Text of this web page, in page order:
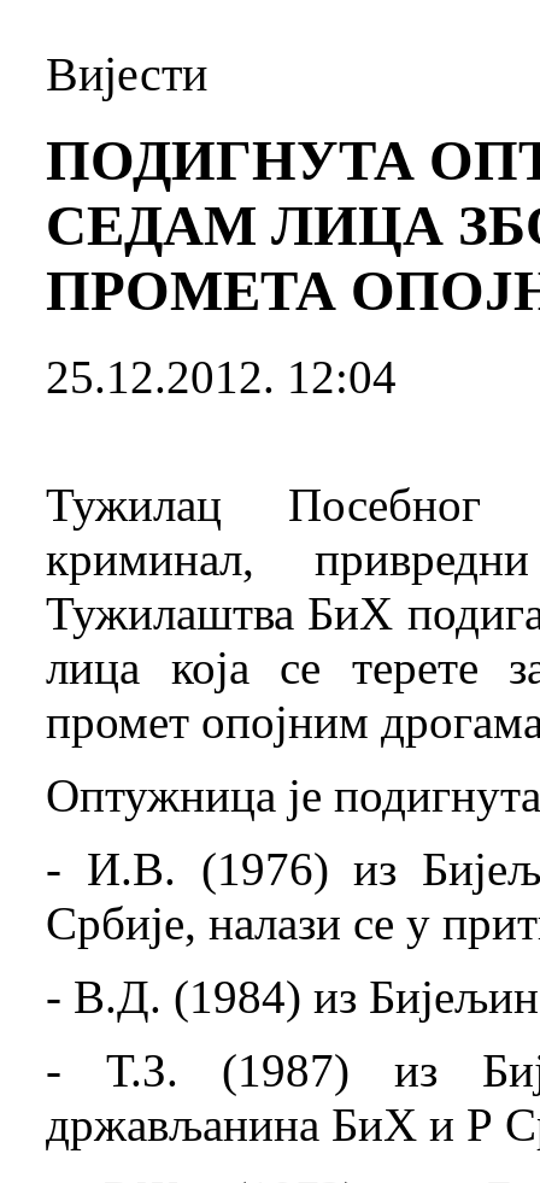
Вијести
ПОДИГНУТА
СЕДАМ ЛИЦА
ПРОМЕТА
25.12.2012. 12:04
Тужилац Посебног
криминал,
Тужилаштва БиХ
лица која се терете
промет опојним
Оптужница је
- И.В. (1976) из
Србије, налази се у
- В.Д. (1984) из
- Т.З. (1987) из
држављанина БиХ и Р